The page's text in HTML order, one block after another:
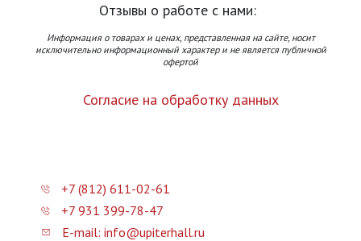
Отзывы о работе с нами:
Информация о товарах и ценах, представленная на сайте, носит
исключительно информационный характер и не является публичной
офертой
Согласие на обработку данных
+7 (812) 611-02-61
+7 931 399-78-47
E-mail: info@upiterhall.ru